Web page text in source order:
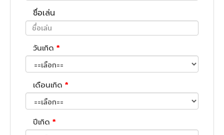
ชื่อเล่น
วันเกิด *
เดือนเกิด *
ปีเกิด *